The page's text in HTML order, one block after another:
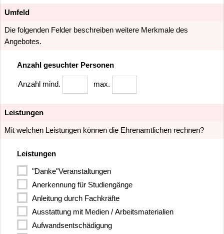
Umfeld
Die folgenden Felder beschreiben weitere Merkmale des
Angebotes.
Anzahl gesuchter Personen
Anzahl mind. max.
Leistungen
Mit welchen Leistungen können die Ehrenamtlichen rechnen?
Leistungen
"Danke"Veranstaltungen
Anerkennung für Studiengänge
Anleitung durch Fachkräfte
Ausstattung mit Medien / Arbeitsmaterialien
Aufwandsentschädigung